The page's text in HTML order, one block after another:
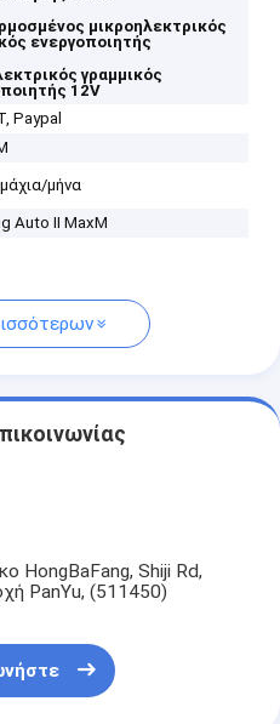
μικροηλεκτρικός
ενεργοποιητής
γραμμικός
12V
Paypal
μήνα
Auto II MaxM
HongBaFang, Shiji Rd,
PanYu, (511450)